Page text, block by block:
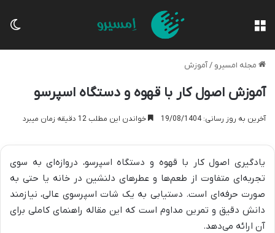
مجله امسیرو /آموزش
آموزش اصول کار با قهوه و دستگاه اسپرسو
آخرین به روز رسانی: 19/08/1404 خواندن این مطلب 12 دقیقه زمان میبرد
یادگیری اصول کار با قهوه و دستگاه اسپرسو، دروازه‌ای به سوی
تجربه‌ای متفاوت از طعم‌ها و عطرهای دلنشین در خانه یا حتی به
صورت حرفه‌ای است. دستیابی به یک شات اسپرسوی عالی، نیازمند
دانش دقیق و تمرین مداوم است که این مقاله راهنمای کاملی برای
آن ارائه می‌دهد.